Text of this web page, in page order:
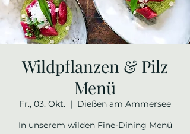
Wildpflanzen & Pilz
Menü
Fr., 03. Okt.
  |
Dießen am Ammersee
In unserem wilden Fine-Dining Menü